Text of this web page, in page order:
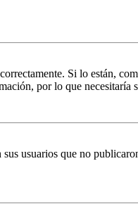
Si lo están,
por lo que necesitaría
usuarios que no